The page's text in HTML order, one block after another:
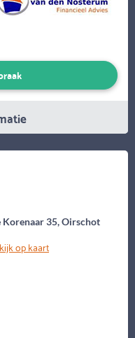
Korenaar 35, Oirschot
op kaart